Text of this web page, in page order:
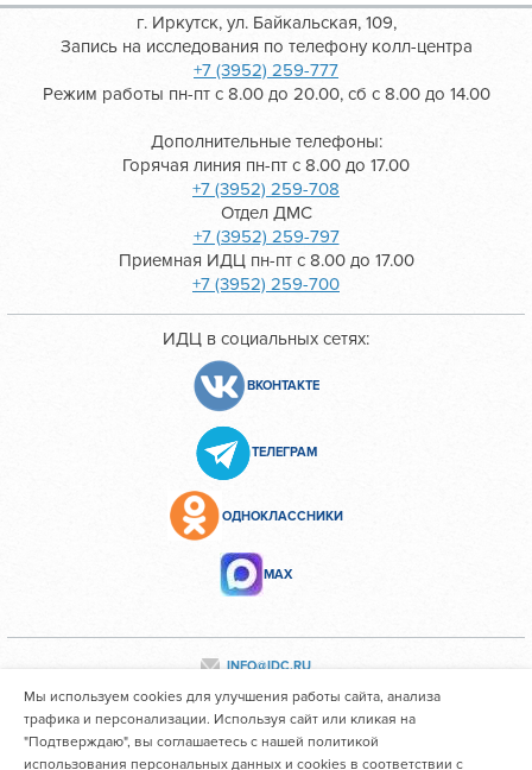
г. Иркутск, ул. Байкальская, 109,
Запись на исследования по телефону колл-центра
+7 (3952) 259-777
Режим работы пн-пт с 8.00 до 20.00, сб с 8.00 до 14.00
Дополнительные телефоны:
Горячая линия пн-пт с 8.00 до 17.00
+7 (3952) 259-708
Отдел ДМС
+7 (3952) 259-797
Приемная ИДЦ пн-пт с 8.00 до 17.00
+7 (3952) 259-700
ИДЦ в социальных сетях:
ВКОНТАКТЕ
ТЕЛЕГРАМ
ОДНОКЛАССНИКИ
МАХ
INFO@IDC.RU
Все персональные данные сотрудников размещены с их
Мы используем cookies для улучшения работы сайта, анализа
трафика и персонализации. Используя сайт или кликая на
"Подтверждаю", вы соглашаетесь с нашей политикой
использования персональных данных и cookies в соответствии с